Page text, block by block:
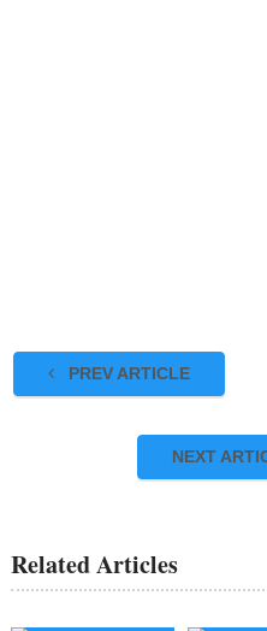
PREV ARTICLE
NEXT
Related Articles